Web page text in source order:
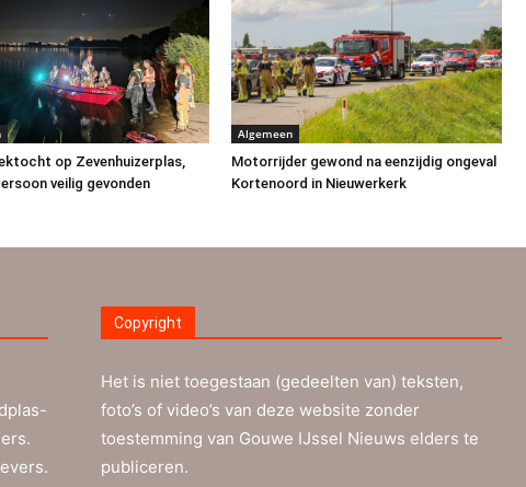
op Zevenhuizerplas,
veilig gevonden
Algemeen
Motorrijder gewond na eenzijdig ongeval
Kortenoord in Nieuwerkerk
Copyright
Het is niet toegestaan (gedeelten van) teksten,
foto’s of video’s van deze website zonder
toestemming van Gouwe IJssel Nieuws elders te
publiceren.